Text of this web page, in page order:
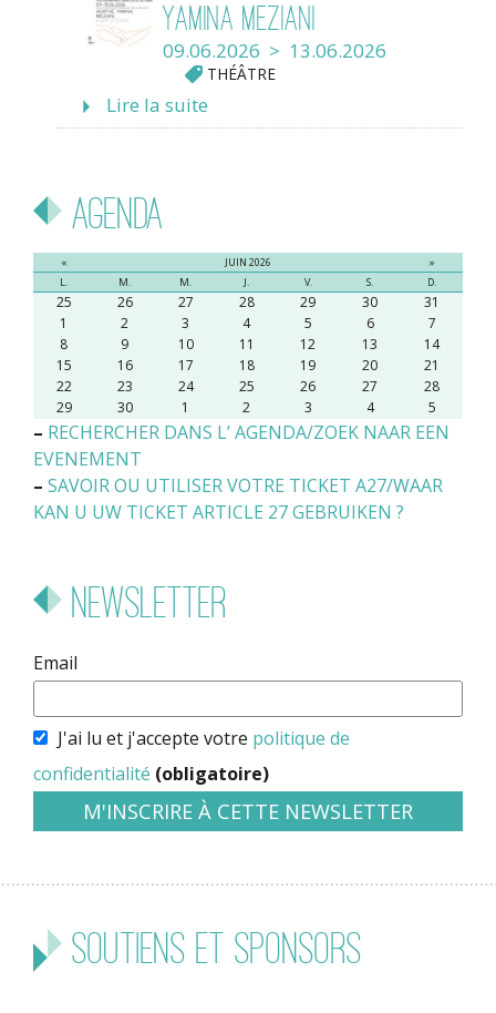
Yamina Meziani
09.06.2026 > 13.06.2026
THÉÂTRE
Lire la suite
Agenda
« JUIN 2026
»
L.
M. M. J. V. S. D.
25 26 27 28 29 30
31
1
2 3 4 5 6
7
8
9 10 11 12 13
14
15
16 17 18 19 20
21
22
23 24 25 26 27
28
29
30 1 2 3 4 5
– RECHERCHER DANS L’ AGENDA/ZOEK NAAR EEN
EVENEMENT
– SAVOIR OU UTILISER VOTRE TICKET A27/WAAR
KAN U UW TICKET ARTICLE 27 GEBRUIKEN ?
Newsletter
Email
J'ai lu et j'accepte votre politique de
confidentialité (obligatoire)
Soutiens et sponsors